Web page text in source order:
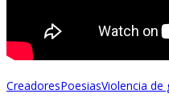
CreadoresPoesiasViolencia de